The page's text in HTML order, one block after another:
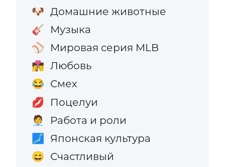
🐶 Домашние животные
🎸 Музыка
⚾ Мировая серия MLB
👩‍❤️‍💋‍👨 Любовь
😂 Смех
💋 Поцелуи
🧑‍💼 Работа и роли
🗾 Японская культура
😄 Счастливый